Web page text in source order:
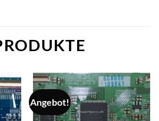
Angebot!